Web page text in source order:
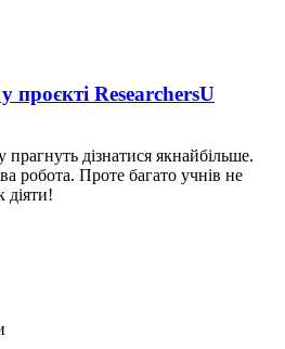
проєкті ResearchersU
прагнуть дізнатися якнайбільше.
робота. Проте багато учнів не
діяти!